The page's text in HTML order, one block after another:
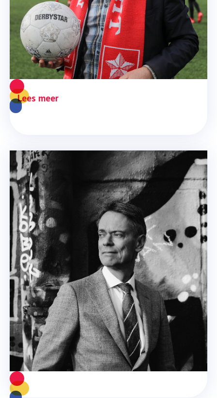
MVV hoe nu verder?
Nu het stadion van MVV in een slechte toestand blijkt
te verkeren, moet er omgekeken worden naar nieuwe
mogelijkheden met daarbij een open vizier voor ander
gebruik dan alleen voetbal.
Lees meer
Maastricht kiest voor groei
met visie en eigenheid
Maastricht, stad met visie ... en wethouder met visie.
Lees meer